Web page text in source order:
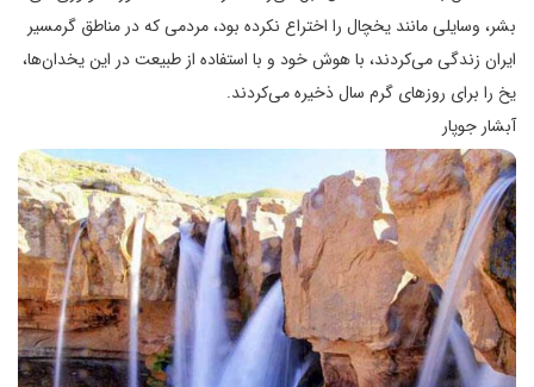
بشر، وسایلی مانند یخچال را اختراع نکرده بود، مردمی که در مناطق گرمسیر
ایران زندگی می‌کردند، با هوش خود و با استفاده از طبیعت در این یخدان‌ها،
یخ را برای روزهای گرم سال ذخیره می‌کردند.
آبشار جوپار